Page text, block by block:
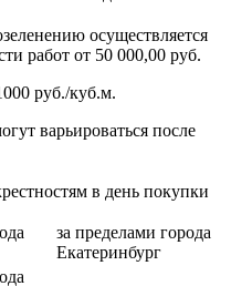
осуществляется
работ от 50 000,00 руб.
руб./куб.м.
варьироваться после
в день покупки
за пределами города
Екатеринбург